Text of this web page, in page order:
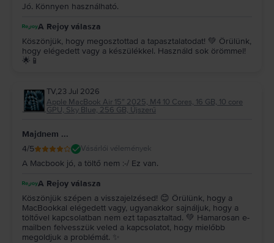
Jó. Könnyen használható.
A Rejoy válasza
Köszönjük, hogy megosztottad a tapasztalatodat! 💚 Örülünk,
hogy elégedett vagy a készülékkel. Használd sok örömmel!
🌟📱
TV,23 Jul 2026
Apple MacBook Air 15″ 2025, M4 10 Cores, 16 GB, 10 core
GPU, Sky Blue, 256 GB, Újszerű
Majdnem ...
4/5 Vásárlói vélemények
A Macbook jó, a töltő nem :-/ Ez van.
A Rejoy válasza
Köszönjük szépen a visszajelzésed! 😊 Örülünk, hogy a
MacBookkal elégedett vagy, ugyanakkor sajnáljuk, hogy a
töltővel kapcsolatban nem ezt tapasztaltad. 💚 Hamarosan e-
mailben felvesszük veled a kapcsolatot, hogy mielőbb
megoldjuk a problémát. ✨